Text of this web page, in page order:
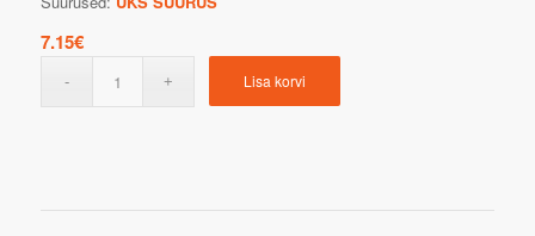
7.15€
Lisa korvi